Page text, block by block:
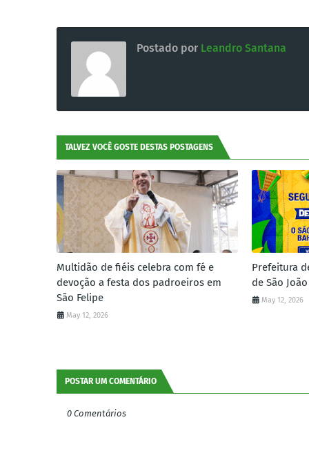
Postado por Leandro Santana
TALVEZ VOCÊ GOSTE DESTAS POSTAGENS
Multidão de fiéis celebra com fé e
devoção a festa dos padroeiros em
São Felipe
May 12, 2026
Prefeitura
de São
May 12, 2026
POSTAR UM COMENTÁRIO
0 Comentários